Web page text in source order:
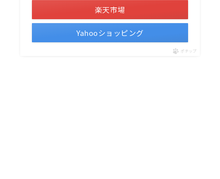
楽天市場
Yahooショッピング
ポチップ